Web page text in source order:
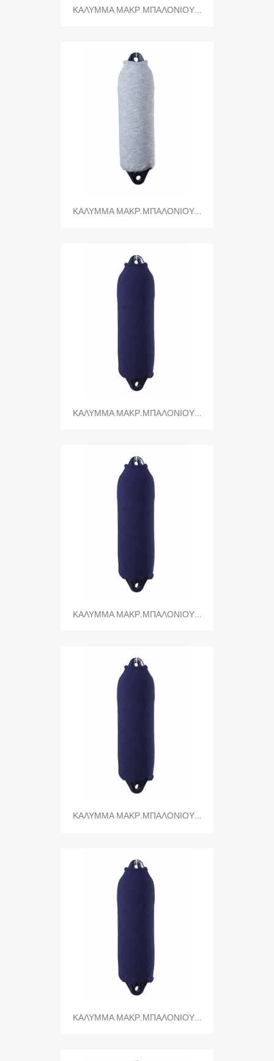
ΚΑΛΥΜΜΑ ΜΑΚΡ.ΜΠΑΛΟΝΙΟΥ...
ΚΑΛΥΜΜΑ ΜΑΚΡ.ΜΠΑΛΟΝΙΟΥ...
ΚΑΛΥΜΜΑ ΜΑΚΡ.ΜΠΑΛΟΝΙΟΥ...
ΚΑΛΥΜΜΑ ΜΑΚΡ.ΜΠΑΛΟΝΙΟΥ...
ΚΑΛΥΜΜΑ ΜΑΚΡ.ΜΠΑΛΟΝΙΟΥ...
ΚΑΛΥΜΜΑ ΜΑΚΡ.ΜΠΑΛΟΝΙΟΥ...